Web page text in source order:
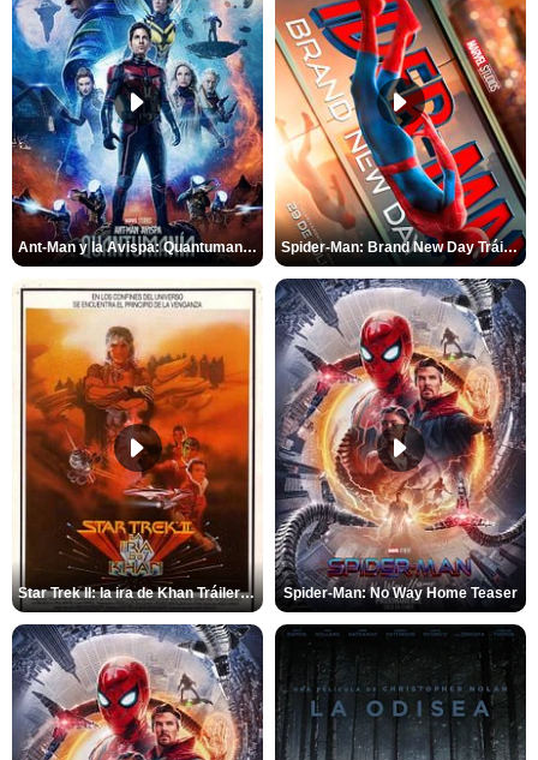
Ant-Man y la Avispa: Quantumanía Tráiler (2) Spider-Man: Brand New Day Tráiler (3)
Star Trek II: la ira de Khan Tráiler VO Spider-Man: No Way Home Teaser